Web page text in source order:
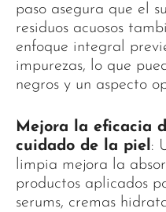
paso asegura que el
residuos acuosos
enfoque integral
impurezas, lo que
negros y un aspecto
Mejora la eficacia
cuidado de la piel :
limpia mejora la
productos aplicados
serums, cremas